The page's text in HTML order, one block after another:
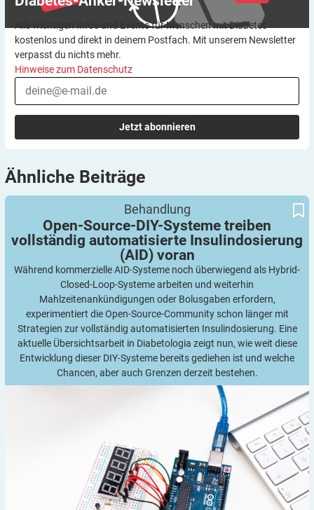
Alle wichtigen Infos und Events für Menschen mit Diabetes –
kostenlos und direkt in deinem Postfach. Mit unserem Newsletter
verpasst du nichts mehr.
Hinweise zum Datenschutz
Jetzt abonnieren
Ähnliche Beiträge
Open-Source-DIY-Systeme treiben vollständig automatisierte
Insulindosierung (AID) voran
Behandlung
Open-Source-DIY-Systeme treiben
vollständig automatisierte Insulindosierung
(AID) voran
Während kommerzielle AID-Systeme noch überwiegend als Hybrid-
Closed-Loop-Systeme arbeiten und weiterhin
Mahlzeitenankündigungen oder Bolusgaben erfordern,
experimentiert die Open-Source-Community schon länger mit
Strategien zur vollständig automatisierten Insulindosierung. Eine
aktuelle Übersichtsarbeit in Diabetologia zeigt nun, wie weit diese
Entwicklung dieser DIY-Systeme bereits gediehen ist und welche
Chancen, aber auch Grenzen derzeit bestehen.